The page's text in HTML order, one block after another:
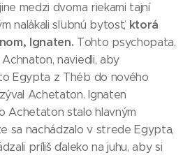
medzi dvoma riekami tajní
nalákali sľubnú bytosť, ktorá
Ignaten. Tohto psychopata,
naviedli, aby
Egypta z Théb do nového
Achetaton. Ignaten
Achetaton stalo hlavným
sa nachádzalo v strede Egypta,
príliš ďaleko na juhu, aby si